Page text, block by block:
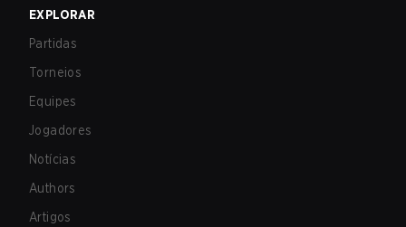
EXPLORAR
Partidas
Torneios
Equipes
Jogadores
Notícias
Authors
Artigos